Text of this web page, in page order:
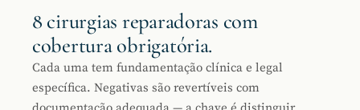
8 cirurgias reparadoras com
cobertura obrigatória.
Cada uma tem fundamentação clínica e legal
específica. Negativas são revertíveis com